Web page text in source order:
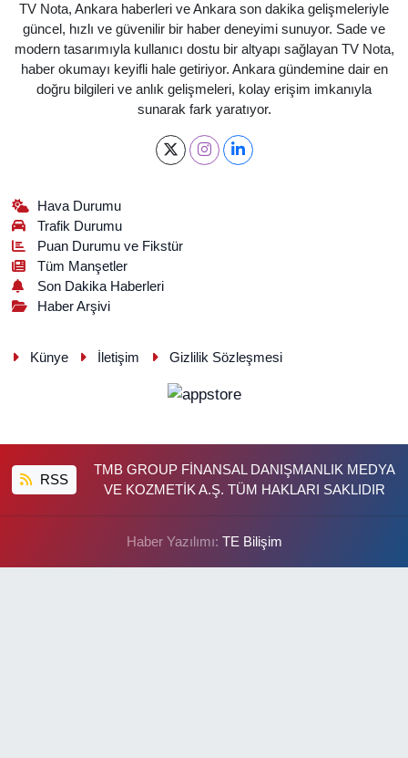
TV Nota, Ankara haberleri ve Ankara son dakika gelişmeleriyle
güncel, hızlı ve güvenilir bir haber deneyimi sunuyor. Sade ve
modern tasarımıyla kullanıcı dostu bir altyapı sağlayan TV Nota,
haber okumayı keyifli hale getiriyor. Ankara gündemine dair en
doğru bilgileri ve anlık gelişmeleri, kolay erişim imkanıyla
sunarak fark yaratıyor.
Hava Durumu
Trafik Durumu
Puan Durumu ve Fikstür
Tüm Manşetler
Son Dakika Haberleri
Haber Arşivi
Künye İletişim Gizlilik Sözleşmesi
RSS
TMB GROUP FİNANSAL DANIŞMANLIK MEDYA
VE KOZMETİK A.Ş. TÜM HAKLARI SAKLIDIR
Haber Yazılımı: TE Bilişim